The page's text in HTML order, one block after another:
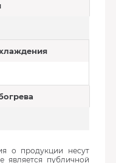
о продукции несут
является публичной